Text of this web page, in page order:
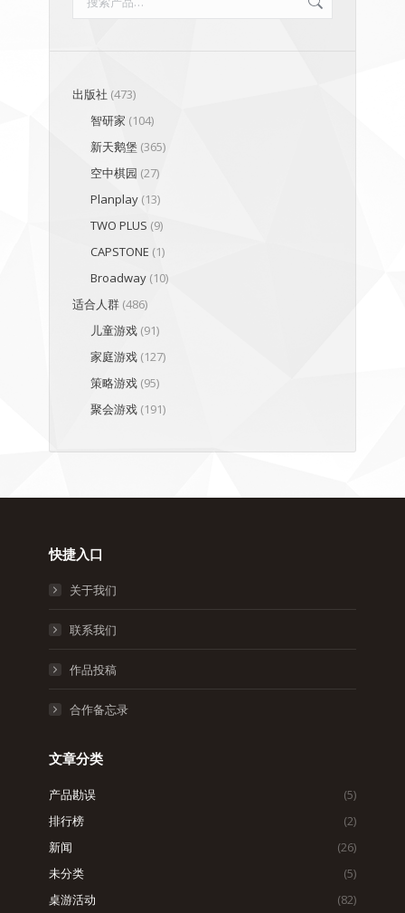
出版社 (473)
智研家 (104)
新天鹅堡 (365)
空中棋园 (27)
Planplay (13)
TWO PLUS (9)
CAPSTONE (1)
Broadway (10)
适合人群 (486)
儿童游戏 (91)
家庭游戏 (127)
策略游戏 (95)
聚会游戏 (191)
快捷入口
关于我们
联系我们
作品投稿
合作备忘录
文章分类
产品勘误
(5)
排行榜
(2)
新闻
(26)
未分类
(5)
桌游活动
(82)